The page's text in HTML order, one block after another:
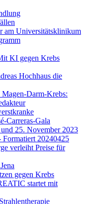
am Universitätsklinikum
KI gegen Krebs
Hochhaus die
Magen-Darm-Krebs:
Carreras-Gala
25. November 2023
20240425
verleiht Preise für
gegen Krebs
startet mit